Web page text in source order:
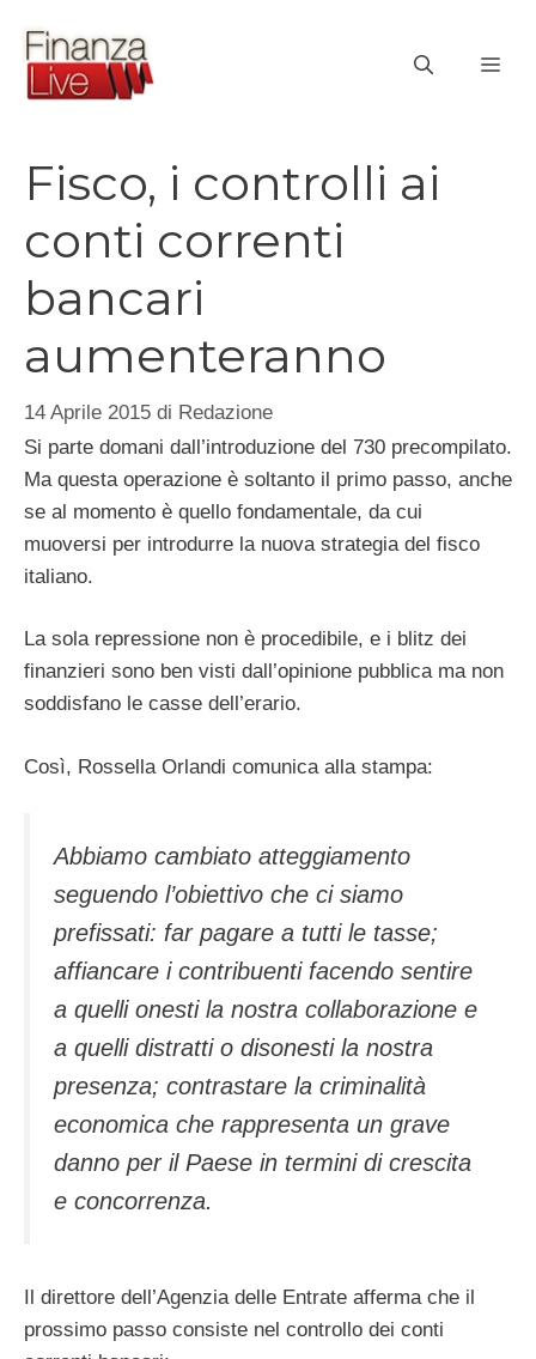
contenuto
Fisco, i controlli ai
conti correnti
bancari
aumenteranno
14 Aprile 2015 di Redazione
Si parte domani dall’introduzione del 730 precompilato.
Ma questa operazione è soltanto il primo passo, anche
se al momento è quello fondamentale, da cui
muoversi per introdurre la nuova strategia del fisco
italiano.
La sola repressione non è procedibile, e i blitz dei
finanzieri sono ben visti dall’opinione pubblica ma non
soddisfano le casse dell’erario.
Così, Rossella Orlandi comunica alla stampa:
Abbiamo cambiato atteggiamento
seguendo l’obiettivo che ci siamo
prefissati: far pagare a tutti le tasse;
affiancare i contribuenti facendo sentire
a quelli onesti la nostra collaborazione e
a quelli distratti o disonesti la nostra
presenza; contrastare la criminalità
economica che rappresenta un grave
danno per il Paese in termini di crescita
e concorrenza.
Il direttore dell’Agenzia delle Entrate afferma che il
prossimo passo consiste nel controllo dei conti